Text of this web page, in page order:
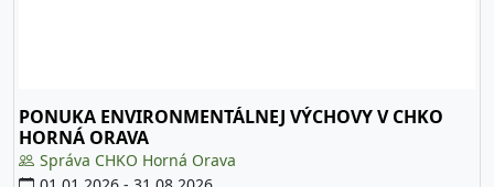
PONUKA ENVIRONMENTÁLNEJ VÝCHOVY V CHKO
HORNÁ ORAVA
Správa CHKO Horná Orava